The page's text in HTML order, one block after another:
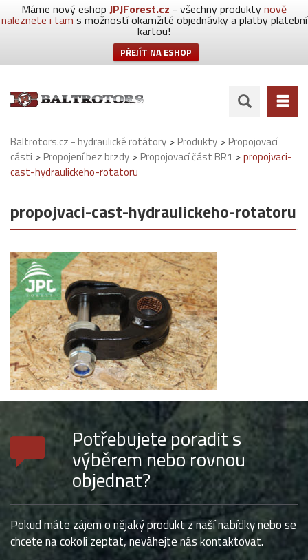
Máme nový eshop JPJForest.cz - všechny produktynově
naleznete i tams možností okamžité objednávky a platby platební
kartou!
PŘEJÍT NA ESHOP
Baltrotors.cz - hydraulické rotátory >Produkty >Propojovací
cásti >Propojení bez brzdy >Propojovací část BR1 >propojvaci-
cast-hydraulickeho-rotatoru
propojvaci-cast-hydraulickeho-rotatoru
Potřebujete poradit s
výběrem nebo rovnou
objednat?
Pokud máte zájem o nějaký produkt z naší nabídky nebo se
chcete na cokoli zeptat, neváhejte nás kontaktovat.